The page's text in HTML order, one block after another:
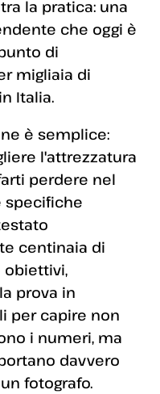
la pratica: una
che oggi è
di
migliaia di
Italia.
è semplice:
l'attrezzatura
perdere nel
specifiche
centinaia di
prova in
per capire non
i numeri, ma
davvero
fotografo.